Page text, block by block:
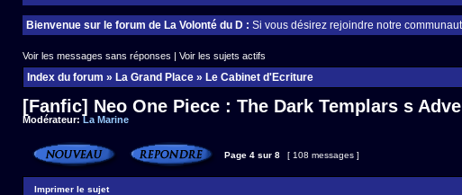
Bienvenue sur le forum de La Volonté du D : Si vous désirez rejoindre notre
Voir les messages sans réponses | Voir les sujets actifs
Index du forum » La Grand Place » Le Cabinet d'Ecriture
[Fanfic] Neo One Piece : The Dark Templars s
Modérateur:La Marine
Page 4 sur 8 [ 108 messages ]
Imprimer le sujet